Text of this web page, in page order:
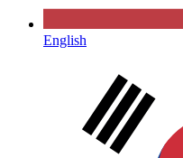
English